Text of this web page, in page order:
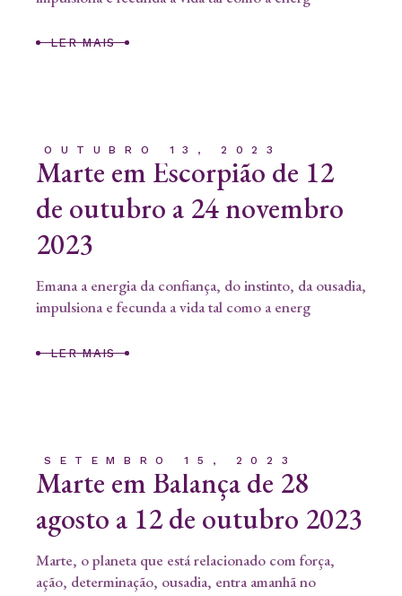
LER MAIS
OUTUBRO 13, 2023
Marte em Escorpião de 12
de outubro a 24 novembro
2023
Emana a energia da confiança, do instinto, da ousadia,
impulsiona e fecunda a vida tal como a energ
LER MAIS
SETEMBRO 15, 2023
Marte em Balança de 28
agosto a 12 de outubro 2023
Marte, o planeta que está relacionado com força,
ação, determinação, ousadia, entra amanhã no